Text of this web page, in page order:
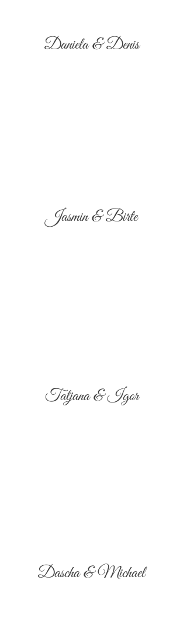
Daniela & Denis
Jasmin & Birte
Tatjana & Igor
Dascha & Michael